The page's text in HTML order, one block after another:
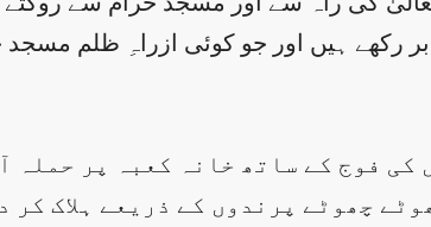
رکھے ہیں اور جو کوئی ازراہِ ظلم
فوج کے ساتھ خانہ کعبہ پر حملہ
چھوٹے پرندوں کے ذریعے ہلاک